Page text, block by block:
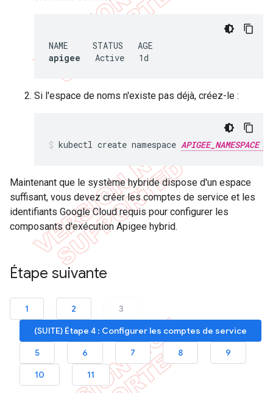
apigee
   Active   1d
Si l'espace de noms n'existe pas déjà, créez-le :
kubectl create namespace APIGEE_NAMESPACE
Maintenant que le système hybride dispose d'un espace
suffisant, vous devez créer les comptes de service et les
identifiants Google Cloud requis pour configurer les
composants d'exécution Apigee hybrid.
Étape suivante
1 2
3
(SUITE) Étape 4 : Configurer les comptes de service
5
6 7 8
9
10
11